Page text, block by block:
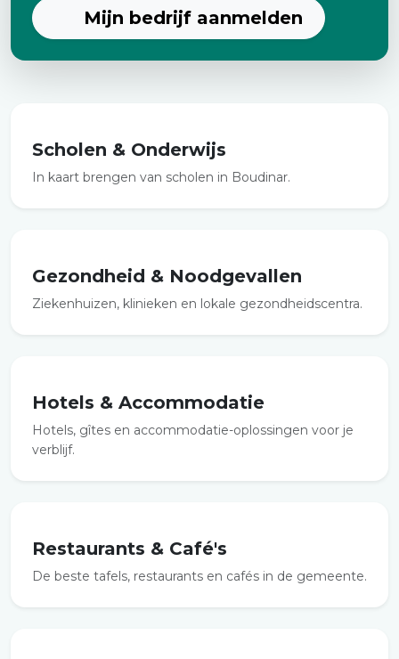
Mijn bedrijf aanmelden
Scholen & Onderwijs
In kaart brengen van scholen in Boudinar.
Gezondheid & Noodgevallen
Ziekenhuizen, klinieken en lokale gezondheidscentra.
Hotels & Accommodatie
Hotels, gîtes en accommodatie-oplossingen voor je
verblijf.
Restaurants & Café's
De beste tafels, restaurants en cafés in de gemeente.